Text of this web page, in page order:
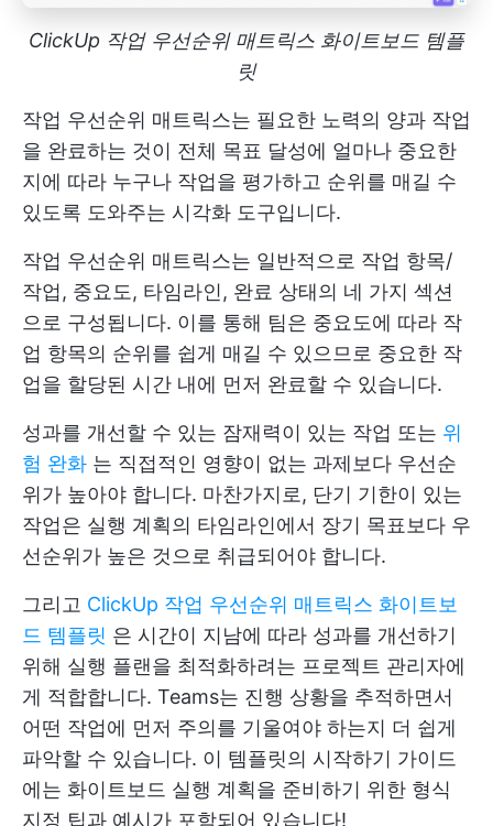
ClickUp 작업 우선순위 매트릭스 화이트보드 템플
릿
작업 우선순위 매트릭스는 필요한 노력의 양과 작업
을 완료하는 것이 전체 목표 달성에 얼마나 중요한
지에 따라 누구나 작업을 평가하고 순위를 매길 수
있도록 도와주는 시각화 도구입니다.
작업 우선순위 매트릭스는 일반적으로 작업 항목/
작업, 중요도, 타임라인, 완료 상태의 네 가지 섹션
으로 구성됩니다. 이를 통해 팀은 중요도에 따라 작
업 항목의 순위를 쉽게 매길 수 있으므로 중요한 작
업을 할당된 시간 내에 먼저 완료할 수 있습니다.
성과를 개선할 수 있는 잠재력이 있는 작업 또는 위
험 완화 는 직접적인 영향이 없는 과제보다 우선순
위가 높아야 합니다. 마찬가지로, 단기 기한이 있는
작업은 실행 계획의 타임라인에서 장기 목표보다 우
선순위가 높은 것으로 취급되어야 합니다.
그리고 ClickUp 작업 우선순위 매트릭스 화이트보
드 템플릿 은 시간이 지남에 따라 성과를 개선하기
위해 실행 플랜을 최적화하려는 프로젝트 관리자에
게 적합합니다. Teams는 진행 상황을 추적하면서
어떤 작업에 먼저 주의를 기울여야 하는지 더 쉽게
파악할 수 있습니다. 이 템플릿의 시작하기 가이드
에는 화이트보드 실행 계획을 준비하기 위한 형식
지정 팁과 예시가 포함되어 있습니다!